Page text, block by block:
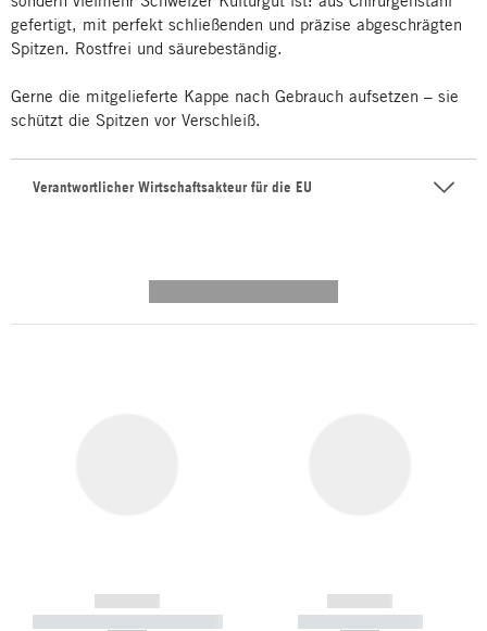
gefertigt, mit perfekt schließenden und präzise abgeschrägten
Spitzen. Rostfrei und säurebeständig.
Gerne die mitgelieferte Kappe nach Gebrauch aufsetzen – sie
schützt die Spitzen vor Verschleiß.
Verantwortlicher Wirtschaftsakteur für die EU
------------
----------- ----------- -----------
------------
----------- -----------